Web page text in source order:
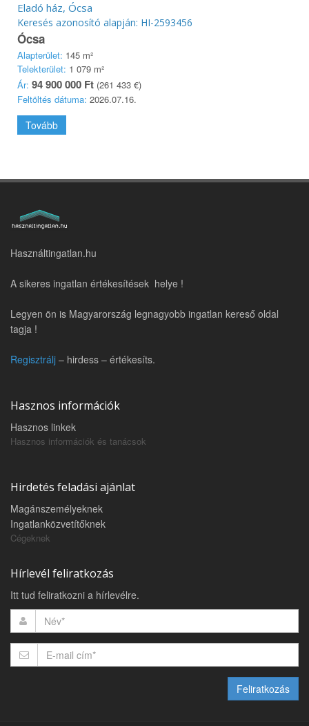
Eladó ház, Ócsa
Keresés azonosító alapján: HI-2593456
Ócsa
Alapterület: 145 m²
Telekterület: 1 079 m²
Ár: 94 900 000 Ft (261 433 €)
Feltöltés dátuma: 2026.07.16.
Tovább
Használtingatlan.hu
A sikeres ingatlan értékesítések helye !
Legyen ön is Magyarország legnagyobb ingatlan kereső oldal
tagja !
Regisztrálj – hirdess – értékesíts.
Hasznos információk
Hasznos linkek
Hasznos információk és tanácsok
Hirdetés feladási ajánlat
Magánszemélyeknek
Ingatlanközvetítőknek
Cégeknek
Hírlevél feliratkozás
Itt tud feliratkozni a hírlevélre.
Feliratkozás